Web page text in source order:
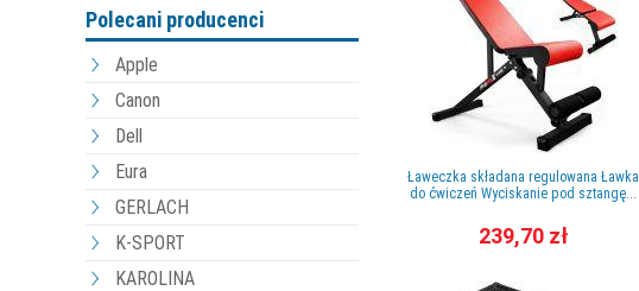
Polecani producenci
Apple
Canon
Dell
Eura
GERLACH
K-SPORT
KAROLINA
Ławeczka składana regulowana Ławka
do ćwiczeń Wyciskanie pod sztangę...
239,70 zł